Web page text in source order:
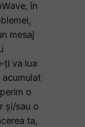
în
mesaj
ți va lua
o
și/sau o
ta,